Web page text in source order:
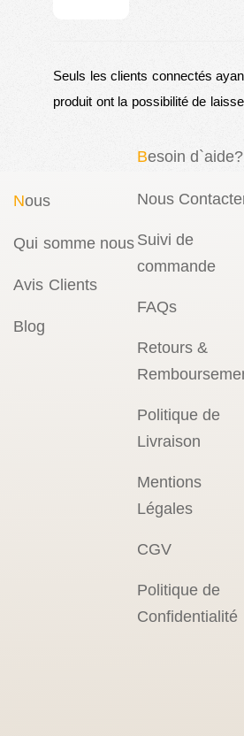
Seuls les clients connectés
produit ont la possibilité de
Nous
Qui somme nous
Avis Clients
Blog
Besoin d`aide?
Nous
Suivi de
commande
FAQs
Retours &
Politique de
Livraison
Mentions
Légales
CGV
Politique de
Confidentialité